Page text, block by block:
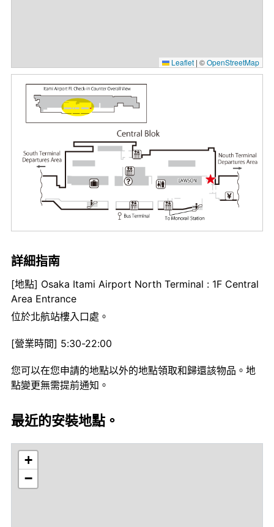
Leaflet | ©OpenStreetMap
詳細指南
[地點] Osaka Itami Airport North Terminal : 1F Central
Area Entrance
位於北航站樓入口處。
[營業時間] 5:30-22:00
您可以在您申請的地點以外的地點領取和歸還該物品。地
點變更無需提前通知。
最近的安裝地點。
+
−